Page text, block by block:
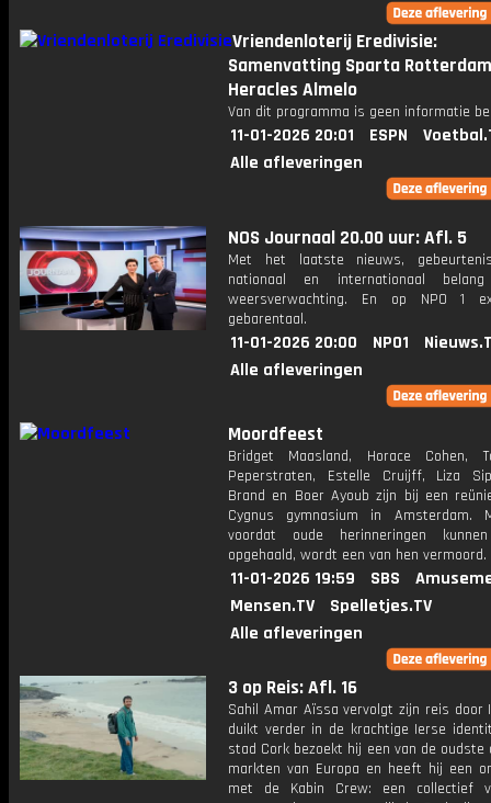
Vriendenloterij Eredivisie:
Samenvatting Sparta
Heracles Almelo
Van dit programma is geen informatie
11-01-2026 20:01 ESPN
Alle afleveringen
NOS Journaal 20.00 uur: Afl. 5
Met het laatste nieuws,
nationaal en internationaal
weersverwachting. En op NPO 1
gebarentaal.
11-01-2026 20:00 NPO1
Alle afleveringen
Moordfeest
Bridget Maasland, Horace Cohen,
Peperstraten, Estelle Cruijff, Liza
Brand en Boer Ayoub zijn bij een
Cygnus gymnasium in Amsterdam.
voordat oude herinneringen
opgehaald, wordt een van hen vermoord.
11-01-2026 19:59 SBS
Mensen.TV
Spelletjes.TV
Alle afleveringen
3 op Reis: Afl. 16
Sahil Amar Aïssa vervolgt zijn reis door
duikt verder in de krachtige Ierse
stad Cork bezoekt hij een van de oudste
markten van Europa en heeft hij een
met de Kabin Crew: een collectief